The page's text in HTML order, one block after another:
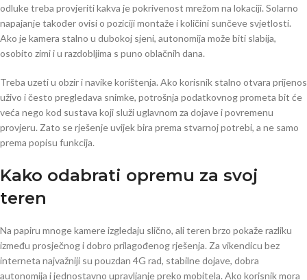
odluke treba provjeriti kakva je pokrivenost mrežom na lokaciji. Solarno
napajanje također ovisi o poziciji montaže i količini sunčeve svjetlosti.
Ako je kamera stalno u dubokoj sjeni, autonomija može biti slabija,
osobito zimi i u razdobljima s puno oblačnih dana.
Treba uzeti u obzir i navike korištenja. Ako korisnik stalno otvara prijenos
uživo i često pregledava snimke, potrošnja podatkovnog prometa bit će
veća nego kod sustava koji služi uglavnom za dojave i povremenu
provjeru. Zato se rješenje uvijek bira prema stvarnoj potrebi, a ne samo
prema popisu funkcija.
Kako odabrati opremu za svoj
teren
Na papiru mnoge kamere izgledaju slično, ali teren brzo pokaže razliku
između prosječnog i dobro prilagođenog rješenja. Za vikendicu bez
interneta najvažniji su pouzdan 4G rad, stabilne dojave, dobra
autonomija i jednostavno upravljanje preko mobitela. Ako korisnik mora